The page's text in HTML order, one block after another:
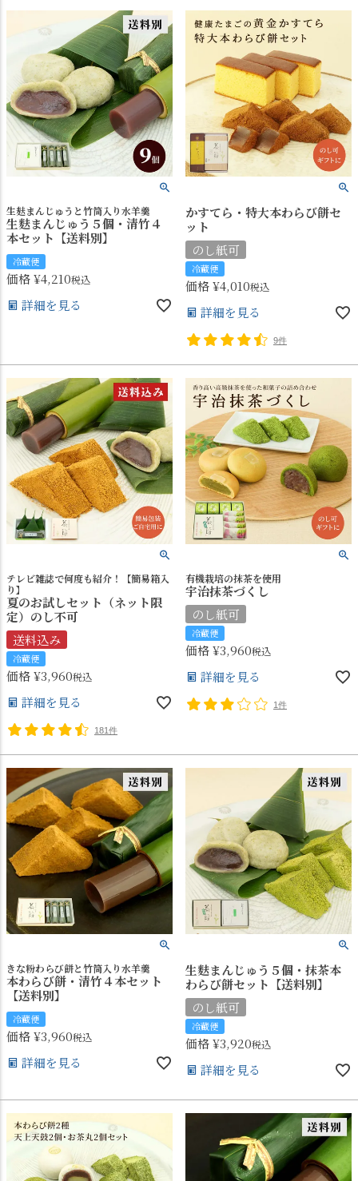
生麸まんじゅうと竹筒入り水羊羹
生麩まんじゅう５個・清竹４
本セット【送料別】
冷蔵便
価格¥4,210税込
詳細を見る
かすてら・特大本わらび餅セ
ット
のし紙可
冷蔵便
価格¥4,010税込
詳細を見る
9件
テレビ雑誌で何度も紹介！【簡易箱入
り】
夏のお試しセット（ネット限
定）のし不可
送料込み
冷蔵便
価格¥3,960税込
詳細を見る
181件
有機栽培の抹茶を使用
宇治抹茶づくし
のし紙可
冷蔵便
価格¥3,960税込
詳細を見る
1件
きな粉わらび餅と竹筒入り水羊羹
本わらび餅・清竹４本セット
【送料別】
冷蔵便
価格¥3,960税込
詳細を見る
生麩まんじゅう５個・抹茶本
わらび餅セット【送料別】
のし紙可
冷蔵便
価格¥3,920税込
詳細を見る